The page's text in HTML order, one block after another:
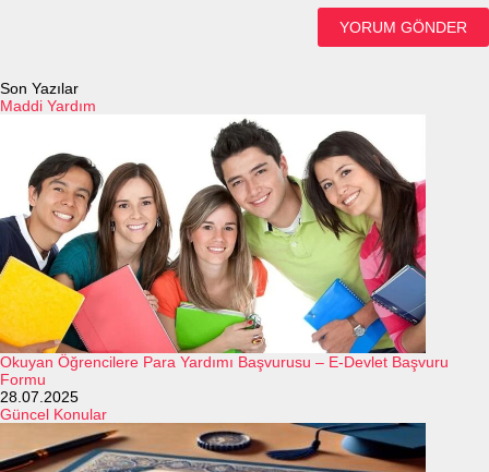
Son Yazılar
Maddi Yardım
Okuyan Öğrencilere Para Yardımı Başvurusu – E-Devlet Başvuru
Formu
28.07.2025
Güncel Konular